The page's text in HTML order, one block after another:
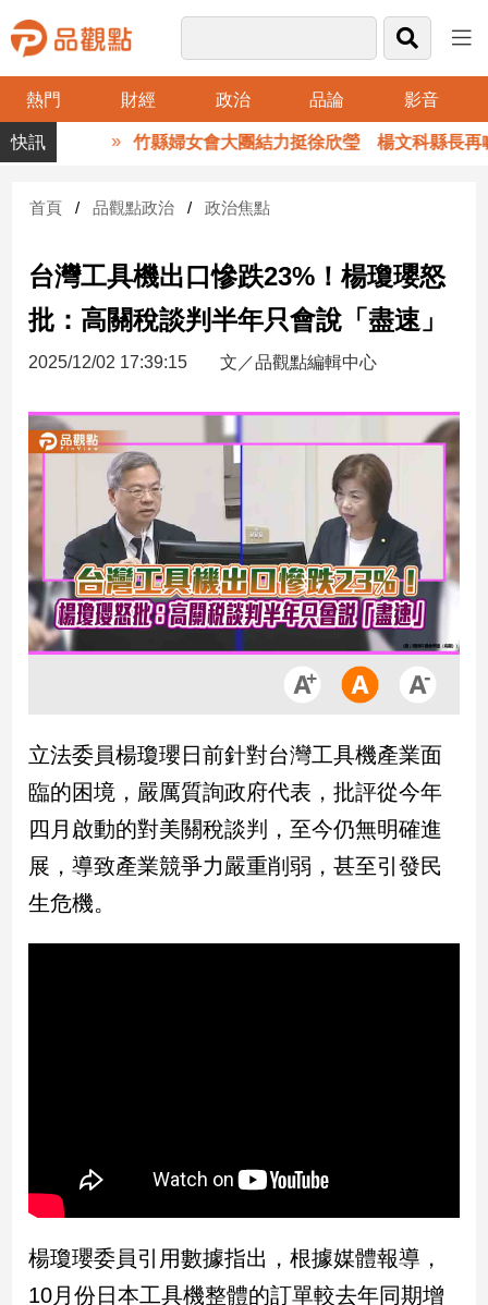
熱門 財經 政治 品論 影音
品
觀
財
台
財
新
產
經/
股
市
房
地
產
品
政
治
政
治
焦
觀
觀
點
兩
岸/
竹縣婦女會大團結力挺徐欣瑩 楊文科縣長再喊
首頁 品觀點政治 政治焦點
台灣工具機出口慘跌23%！楊瓊瓔怒
批：高關稅談判半年只會說「盡速」
2025/12/02 17:39:15 文／品觀點編輯中心
立法委員楊瓊瓔日前針對台灣工具機產業面
臨的困境，嚴厲質詢政府代表，批評從今年
四月啟動的對美關稅談判，至今仍無明確進
展，導致產業競爭力嚴重削弱，甚至引發民
生危機。
楊瓊瓔委員引用數據指出，根據媒體報導，
10月份日本工具機整體的訂單較去年同期增